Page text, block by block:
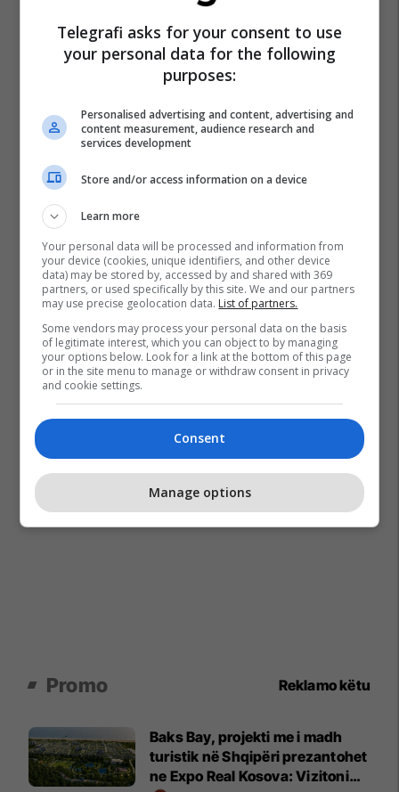
Arrestim
Promo Reklamo këtu
Baks Bay, projekti me i madh
turistik në Shqipëri prezantohet
ne Expo Real Kosova: Vizitoni
Telegrafi asks for your consent to use
your personal data for the following
purposes:
Personalised advertising and content, advertising and
content measurement, audience research and
services development
Store and/or access information on a device
Learn more
Your personal data will be processed and information from
your device (cookies, unique identifiers, and other device
data) may be stored by, accessed by and shared with 369
partners, or used specifically by this site. We and our partners
may use precise geolocation data. List of partners.
Some vendors may process your personal data on the basis
of legitimate interest, which you can object to by managing
your options below. Look for a link at the bottom of this page
or in the site menu to manage or withdraw consent in privacy
and cookie settings.
Consent
Manage options